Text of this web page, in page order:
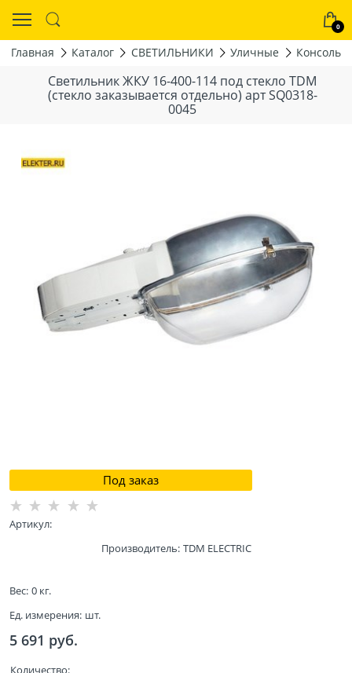
0
Главная Каталог СВЕТИЛЬНИКИ Уличные
Светильник ЖКУ 16-400-114 под стекло TDM
(стекло заказывается отдельно) арт SQ0318-
0045
Под заказ
Артикул:
Производитель: TDM ELECTRIC
Вес: 0 кг.
Ед. измерения: шт.
5 691 руб.
Количество: